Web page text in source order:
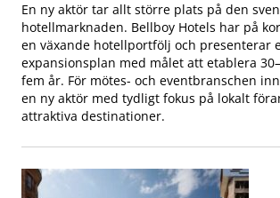
En ny aktör tar allt större plats på den
hotellmarknaden. Bellboy Hotels har på
en växande hotellportfölj och presenterar
expansionsplan med målet att etablera
fem år. För mötes- och eventbranschen
en ny aktör med tydligt fokus på lokalt
attraktiva destinationer.